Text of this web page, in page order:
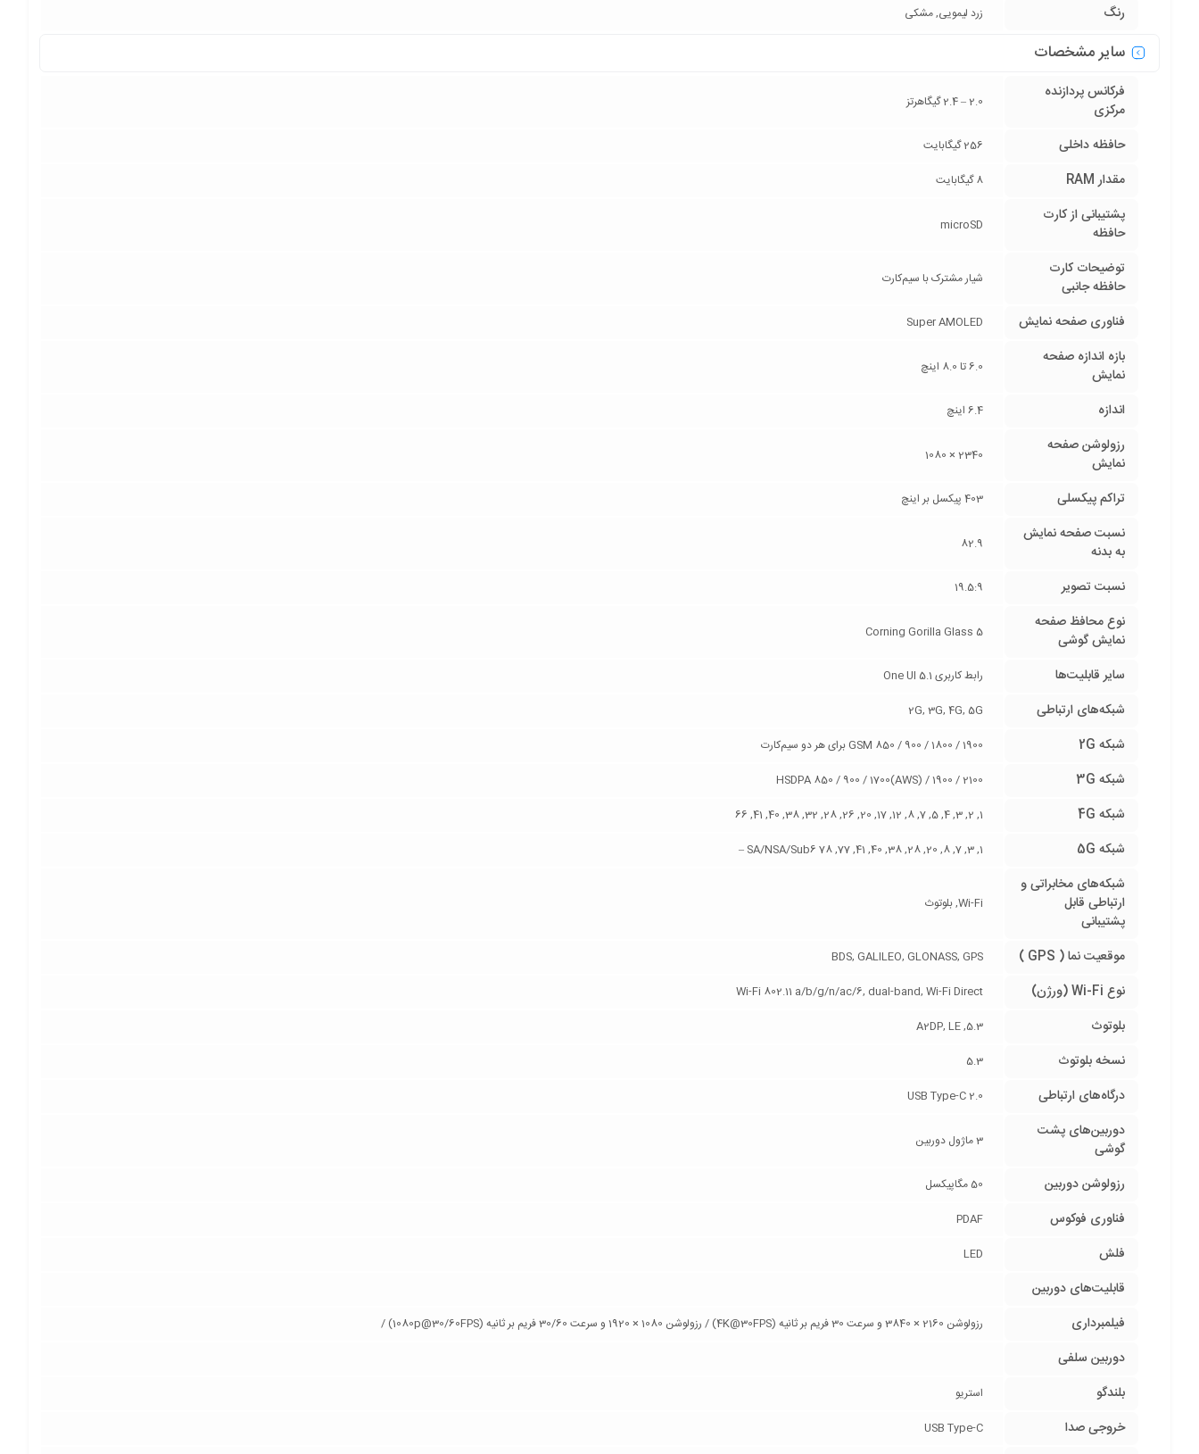
رنگ زرد لیمویی, مشکی
سایر مشخصات
فرکانس پردازنده‌
مرکزی
2.0 – 2.4 گیگاهرتز
حافظه داخلی 256 گیگابایت
مقدار RAM 8 گیگابایت
پشتیبانی از کارت
حافظه
microSD
توضیحات کارت
حافظه جانبی
شیار مشترک با سیم‌کارت
فناوری صفحه‌ نمایش Super AMOLED
بازه‌ اندازه صفحه
نمایش
6.0 تا 8.0 اینچ
اندازه 6.4 اینچ
رزولوشن صفحه
نمایش
2340 × 1080
تراکم پیکسلی 403 پیکسل بر اینچ
نسبت صفحه‌ نمایش
به بدنه
82.9
نسبت تصویر 19.5:9
نوع محافظ صفحه
نمایش گوشی
Corning Gorilla Glass 5
سایر قابلیت‌ها رابط کاربری One UI 5.1
شبکه‌های ارتباطی 2G, 3G, 4G, 5G
شبکه 2G GSM 850 / 900 / 1800 / 1900 برای هر دو سیم‌کارت
شبکه 3G HSDPA 850 / 900 / 1700(AWS) / 1900 / 2100
شبکه 4G 1, 2, 3, 4, 5, 7, 8, 12, 17, 20, 26, 28, 32, 38, 40, 41, 66
شبکه 5G 1, 3, 7, 8, 20, 28, 38, 40, 41, 77, 78 SA/NSA/Sub6 –
شبکه‌های مخابراتی و
ارتباطی قابل
پشتیبانی
Wi-Fi, بلوتوث
موقعیت نما ( GPS ) BDS, GALILEO, GLONASS, GPS
نوع Wi-Fi (ورژن) Wi-Fi 802.11 a/b/g/n/ac/6, dual-band, Wi-Fi Direct
بلوتوث 5.3, A2DP, LE
نسخه بلوتوث 5.3
درگاه‌های ارتباطی USB Type-C 2.0
دوربین‌های پشت
گوشی
3 ماژول دوربین
رزولوشن دوربین 50 مگاپیکسل
فناوری فوکوس PDAF
فلش LED
قابلیت‌های دوربین
فیلمبرداری
رزولوشن 2160 × 3840 و سرعت 30 فریم بر ثانیه (4K@30FPS) / رزولوشن 1080 × 1920 و سرعت 30/60 فریم بر ثانیه (1080p@30/60FPS) /
دوربین سلفی
بلندگو
استریو
خروجی صدا USB Type-C